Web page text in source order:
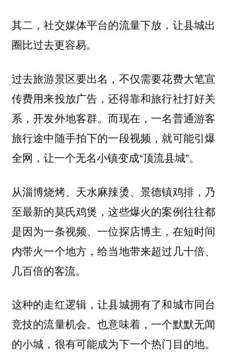
其二，社交媒体平台的流量下放，让县城出
圈比过去更容易。
过去旅游景区要出名，不仅需要花费大笔宣
传费用来投放广告，还得靠和旅行社打好关
系，开发外地客群。而现在，一名普通游客
旅行途中随手拍下的一段视频，就可能引爆
全网，让一个无名小镇变成“顶流县城”。
从淄博烧烤、天水麻辣烫、景德镇鸡排，乃
至最新的莫氏鸡煲，这些爆火的案例往往都
是因为一条视频、一位探店博主，在短时间
内带火一个地方，给当地带来超过几十倍、
几百倍的客流。
这种的走红逻辑，让县城拥有了和城市同台
竞技的流量机会。也意味着，一个默默无闻
的小城，很有可能成为下一个热门目的地。